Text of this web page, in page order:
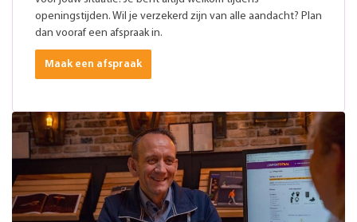
openingstijden. Wil je verzekerd zijn van alle aandacht? Plan
dan vooraf een afspraak in.
Maak een afspraak